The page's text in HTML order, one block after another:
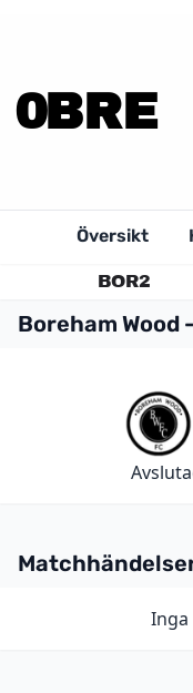
0BRE
Översikt
BOR2
Boreham Wood
Inga